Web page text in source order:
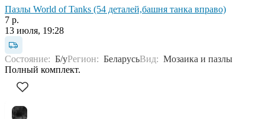
Пазлы World of Tanks (54 деталей,башня танка вправо)
7 р.
13 июля, 19:28
Состояние: Б/уРегион: БеларусьВид: Мозаика и пазлы
Полный комплект.